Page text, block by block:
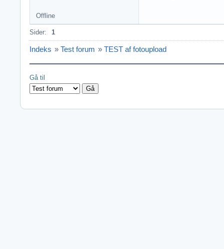
Offline
Sider: 1
Indeks » Test forum » TEST af fotoupload
Gå til